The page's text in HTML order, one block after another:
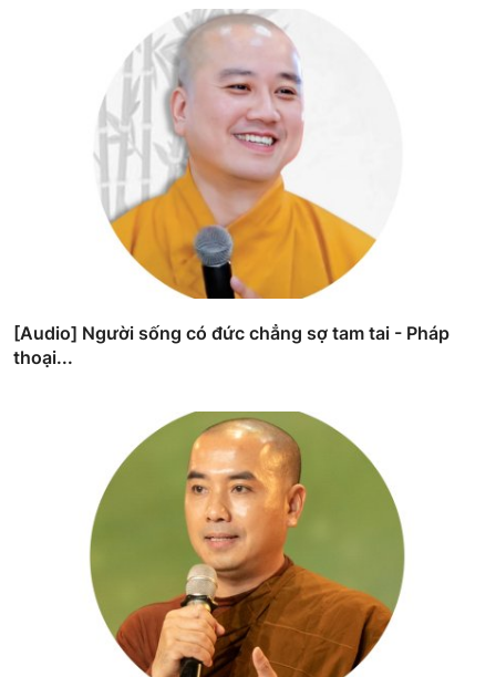
[Audio] Người sống có đức chẳng sợ tam tai - Pháp
thoại...